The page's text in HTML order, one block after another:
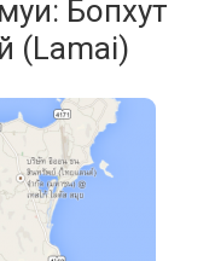
Бопхут
(Lamai)